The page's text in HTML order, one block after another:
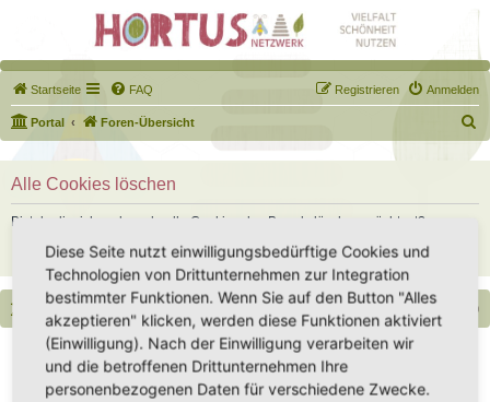
Startseite FAQ Anmelden
Registrieren
Portal Foren-Übersicht
u
Alle Cookies löschen
Bist du dir sicher, dass du alle Cookies des Boards löschen möchtest?
UTC+02:00
Copyright - Hortus-Netzwerk.de unterstützt durch phpBB
Impressum |Datenschutz|Datenschutz Social Media Nutzungsbedingungen
Diese Seite nutzt einwilligungsbedürftige Cookies und
Technologien von Drittunternehmen zur Integration
bestimmter Funktionen. Wenn Sie auf den Button "Alles
akzeptieren" klicken, werden diese Funktionen aktiviert
(Einwilligung). Nach der Einwilligung verarbeiten wir
und die betroffenen Drittunternehmen Ihre
personenbezogenen Daten für verschiedene Zwecke.